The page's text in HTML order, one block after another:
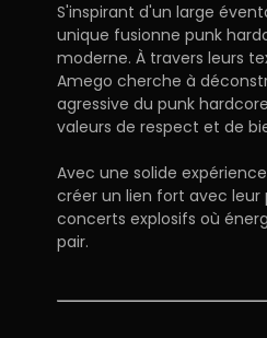
S'inspirant d'un large
unique fusionne punk
moderne. À travers leurs
Amego cherche à
agressive du punk
valeurs de respect et de
Avec une solide
créer un lien fort avec leur
concerts explosifs où
pair.